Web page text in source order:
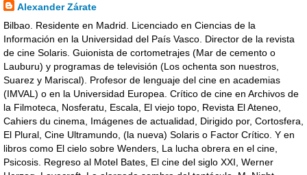
Alexander Zárate
Bilbao. Residente en Madrid. Licenciado en Ciencias de la
Información en la Universidad del País Vasco. Director de la revista
de cine Solaris. Guionista de cortometrajes (Mar de cemento o
Lauburu) y programas de televisión (Los ochenta son nuestros,
Suarez y Mariscal). Profesor de lenguaje del cine en academias
(IMVAL) o en la Universidad Europea. Crítico de cine en Archivos de
la Filmoteca, Nosferatu, Escala, El viejo topo, Revista El Ateneo,
Cahiers du cinema, Imágenes de actualidad, Dirigido por, Cortosfera,
El Plural, Cine Ultramundo, (la nueva) Solaris o Factor Crítico. Y en
libros como El cielo sobre Wenders, La lucha obrera en el cine,
Psicosis. Regreso al Motel Bates, El cine del siglo XXI, Werner